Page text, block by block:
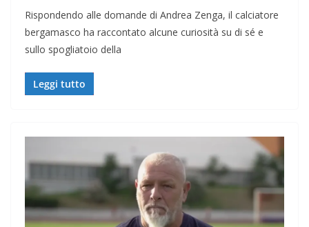
Rispondendo alle domande di Andrea Zenga, il calciatore
bergamasco ha raccontato alcune curiosità su di sé e
sullo spogliatoio della
Leggi tutto